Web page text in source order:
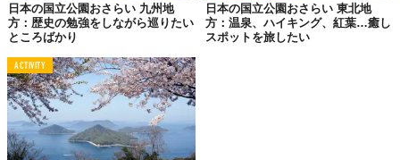
出典：環境省ホームページ
1934年、日本で最初に誕生した国立公園のひとつが「
園（にっこうこくりつこうえん）
県にまたがる広大な面積が特徴的です。
指定エリアの大半は山岳地で、北関東の最高峰である白根山
（2,578m）や、男体山（2,486m）、現在も活発的な火山活動を
日本の国立公園おさらい 九州地
方：歴史の勉強をしながら巡りたい
ところばかり
日本の国立公園おさらい 東北地
方：温泉、ハイキング、紅葉…癒し
スポットを旅したい
ACTIVITY